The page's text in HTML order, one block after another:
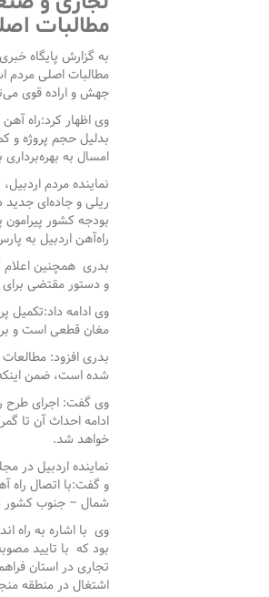
مطالبات
به گزارش پایگاه
مطالبات اصلی مردم
جهش و اراده قوی
وی اظهار کرد:راه
بدلیل حجم پروژه و
امسال به
نماینده مردم
ریلی و جاده‌ای
بودجه کشور پیرامون
راه‌آهن اردبیل به
بدری همچنین اعلام
و دستور مقتضی برای
وی ادامه داد:تکمیل
مغان قطعی است و
شده است، ضمن اینکه
وی گفت: اجرای طرح
ادامه احداث آن تا
خواهد شد.
و گفت:با اتصال راه
شمال – جنوب کشور
وی با اشاره به راه
بود که با تایید
تجاری در استان
اشتغال در منطقه